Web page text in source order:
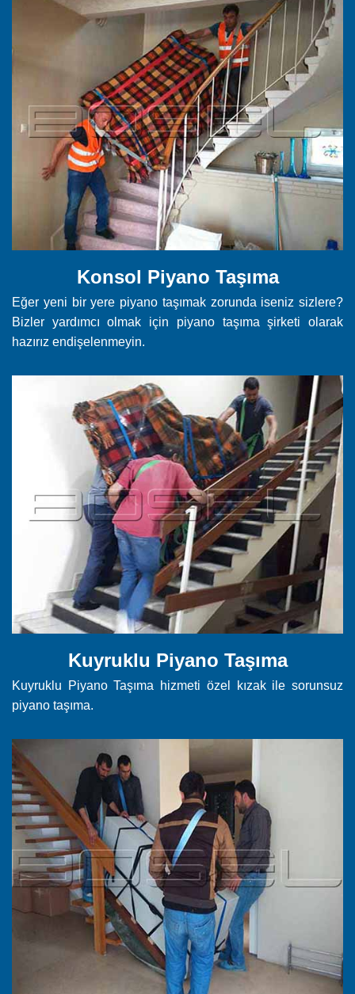
Konsol Piyano Taşıma
Eğer yeni bir yere piyano taşımak zorunda iseniz sizlere?
Bizler yardımcı olmak için piyano taşıma şirketi olarak
hazırız endişelenmeyin.
Kuyruklu Piyano Taşıma
Kuyruklu Piyano Taşıma hizmeti özel kızak ile sorunsuz
piyano taşıma.